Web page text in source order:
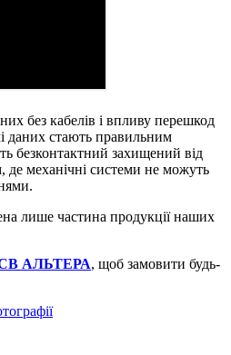
без кабелів і впливу перешкод
даних стають правильним
безконтактний захищений від
де механічні системи не можуть
лише частина продукції наших
СВ АЛЬТЕРА, щоб замовити будь-